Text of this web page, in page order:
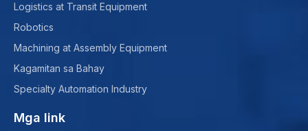
Logistics at Transit Equipment
Robotics
Machining at Assembly Equipment
Kagamitan sa Bahay
Specialty Automation Industry
Mga link